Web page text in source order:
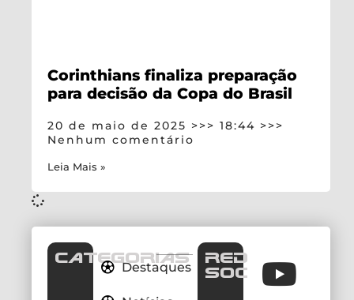
Corinthians finaliza preparação
para decisão da Copa do Brasil
20 de maio de 2025
18:44
Nenhum comentário
Leia Mais »
CATEGORIAS
Destaques
REDES
SOCIAIS